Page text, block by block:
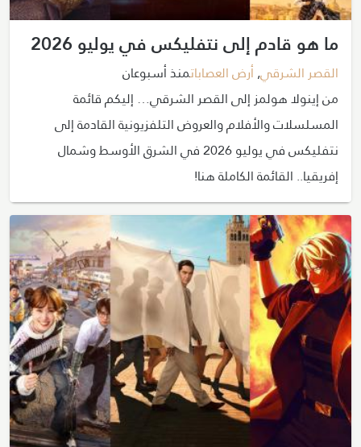
ما هو قادم إلى نتفليكس في يوليو 2026
القصر الشرقي,أرض العصاباتمنذ أسبوعان
من إينولا هولمز إلى القصر الشرقي… إليكم قائمة
المسلسلات والأفلام والعروض التلفزيونية القادمة إلى
نتفليكس في يوليو 2026 في الشرق الأوسط وشمال
إفريقيا.. القائمة الكاملة هنا!